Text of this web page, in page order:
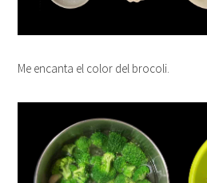
Me encanta el color del brocoli.